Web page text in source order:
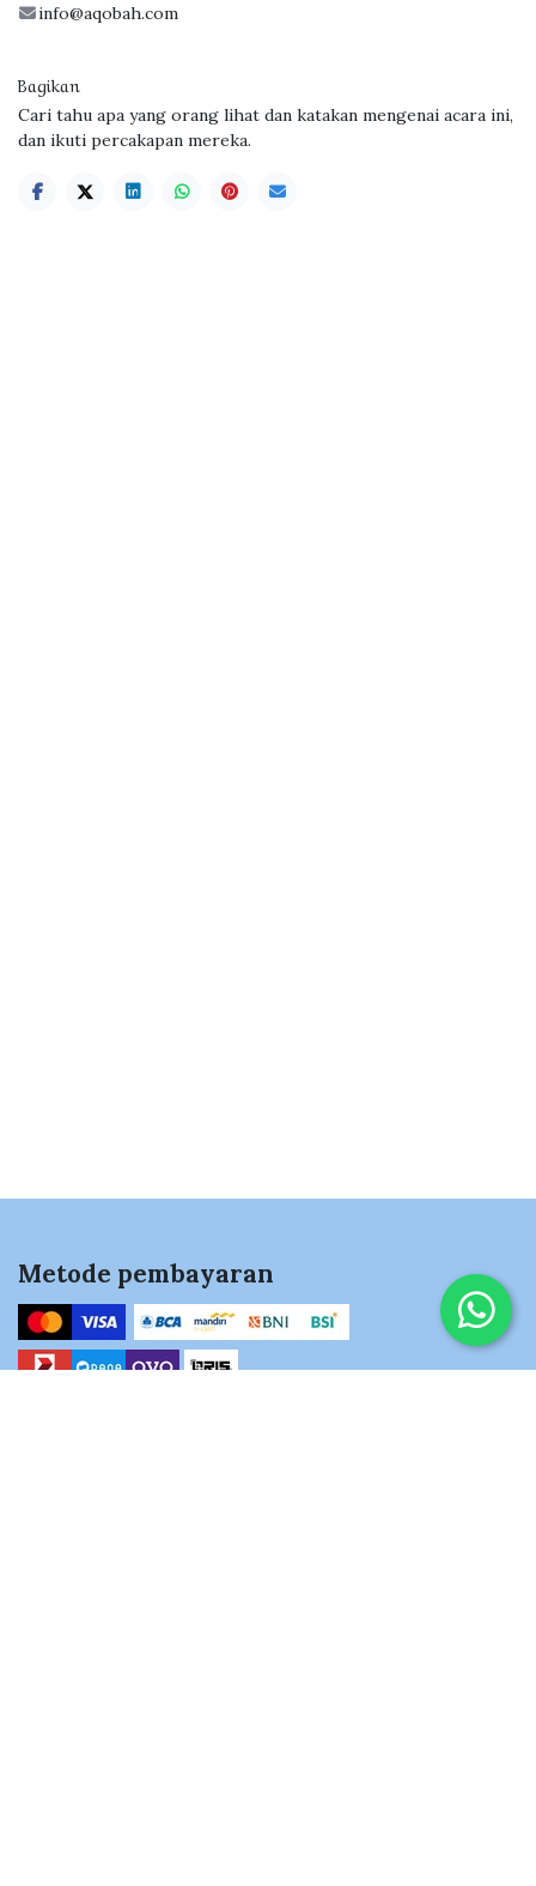
info@aqobah.com
Bagikan
Cari tahu apa yang orang lihat dan katakan mengenai acara ini,
dan ikuti percakapan mereka.
Metode pembayaran